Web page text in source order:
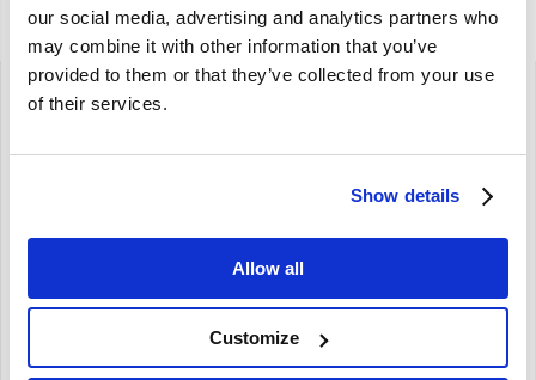
our social media, advertising and analytics partners who
may combine it with other information that you’ve
provided to them or that they’ve collected from your use
of their services.
Show details
Allow all
Customize
Gerelateerde artikelen
Brand
Hulpas koppeling Volvo 544 662214
544
€50,75